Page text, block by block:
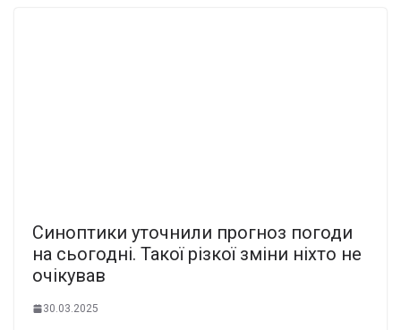
Синоптики уточнили прогноз погоди
на сьогодні. Такої різкої зміни ніхто не
очікував
30.03.2025